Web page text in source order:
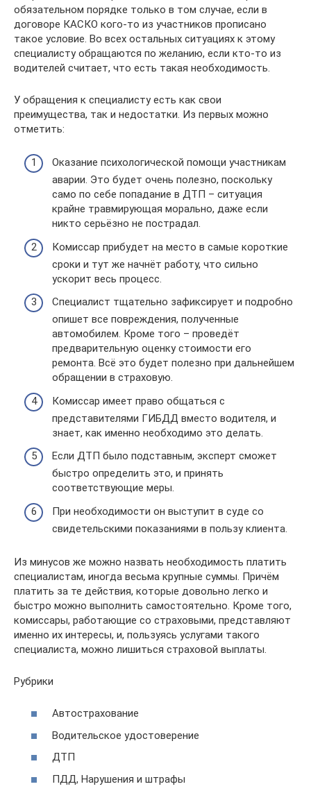
обязательном порядке только в том случае, если в
договоре КАСКО кого-то из участников прописано
такое условие. Во всех остальных ситуациях к этому
специалисту обращаются по желанию, если кто-то из
водителей считает, что есть такая необходимость.
У обращения к специалисту есть как свои
преимущества, так и недостатки. Из первых можно
отметить:
Оказание психологической помощи участникам
аварии. Это будет очень полезно, поскольку
само по себе попадание в ДТП – ситуация
крайне травмирующая морально, даже если
никто серьёзно не пострадал.
Комиссар прибудет на место в самые короткие
сроки и тут же начнёт работу, что сильно
ускорит весь процесс.
Специалист тщательно зафиксирует и подробно
опишет все повреждения, полученные
автомобилем. Кроме того – проведёт
предварительную оценку стоимости его
ремонта. Всё это будет полезно при дальнейшем
обращении в страховую.
Комиссар имеет право общаться с
представителями ГИБДД вместо водителя, и
знает, как именно необходимо это делать.
Если ДТП было подставным, эксперт сможет
быстро определить это, и принять
соответствующие меры.
При необходимости он выступит в суде со
свидетельскими показаниями в пользу клиента.
Из минусов же можно назвать необходимость платить
специалистам, иногда весьма крупные суммы. Причём
платить за те действия, которые довольно легко и
быстро можно выполнить самостоятельно. Кроме того,
комиссары, работающие со страховыми, представляют
именно их интересы, и, пользуясь услугами такого
специалиста, можно лишиться страховой выплаты.
Рубрики
Автострахование
Водительское удостоверение
ДТП
ПДД, Нарушения и штрафы